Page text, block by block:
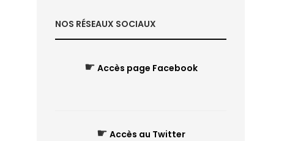
NOS RÉSEAUX SOCIAUX
☛ Accès page Facebook
☛ Accès au Twitter